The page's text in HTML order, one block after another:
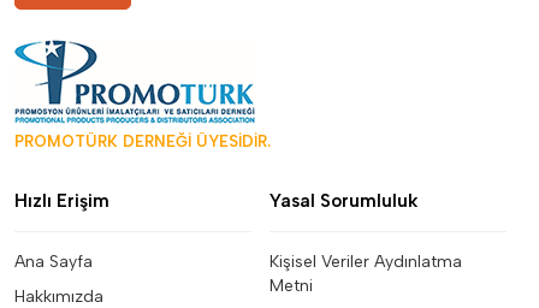
PROMOTÜRK DERNEĞİ ÜYESİDİR.
Hızlı Erişim
Ana Sayfa
Hakkımızda
Yasal Sorumluluk
Kişisel Veriler Aydınlatma
Metni